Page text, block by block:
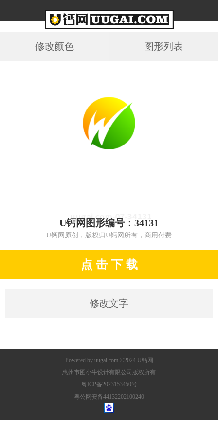
修改颜色 图形列表
U钙网图形编号：34131
U钙网原创，版权归U钙网所有，商用付费
点 击 下 载
修改文字
Powered by uugai.com©2024 U钙网
惠州市图小牛设计有限公司版权所有
粤ICP备2023153450号
粤公网安备44132202100240